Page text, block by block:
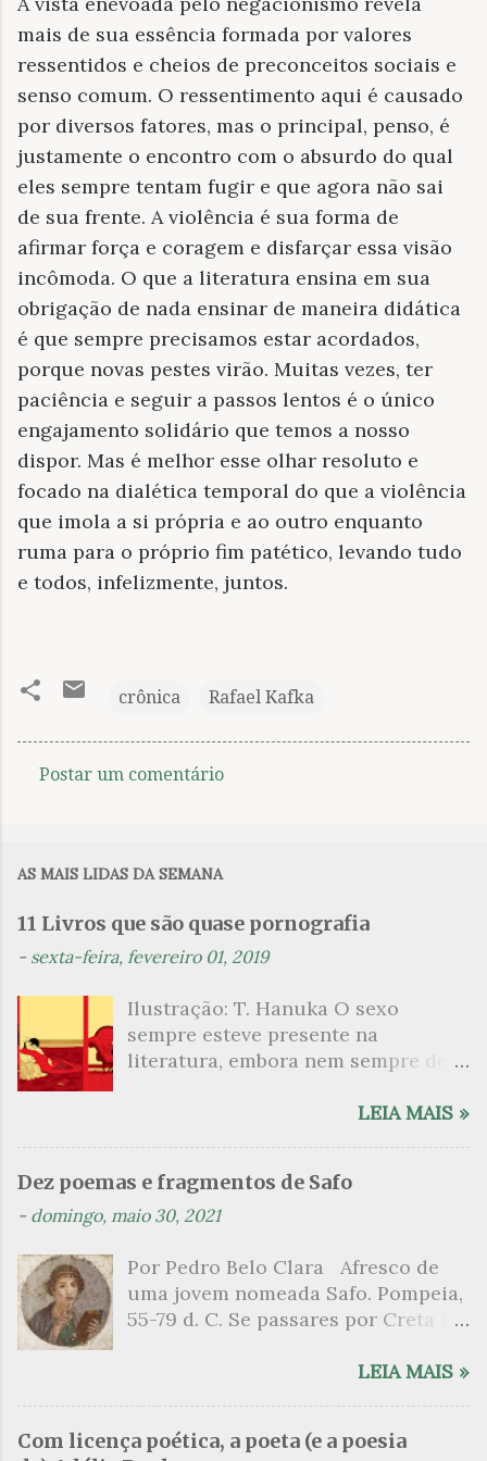
mais de sua essência formada por valores
ressentidos e cheios de preconceitos sociais e
senso comum. O ressentimento aqui é causado
por diversos fatores, mas o principal, penso, é
justamente o encontro com o absurdo do qual
eles sempre tentam fugir e que agora não sai
de sua frente. A violência é sua forma de
afirmar força e coragem e disfarçar essa visão
incômoda. O que a literatura ensina em sua
obrigação de nada ensinar de maneira didática
é que sempre precisamos estar acordados,
porque novas pestes virão. Muitas vezes, ter
paciência e seguir a passos lentos é o único
engajamento solidário que temos a nosso
dispor. Mas é melhor esse olhar resoluto e
focado na dialética temporal do que a violência
que imola a si própria e ao outro enquanto
ruma para o próprio fim patético, levando tudo
e todos, infelizmente, juntos.
crônica Rafael Kafka
n
t
i
o
Postar um comentário
AS MAIS LIDAS DA SEMANA
11 Livros que são quase pornografia
- sexta-feira, fevereiro 01, 2019
Ilustração: T. Hanuka O sexo
sempre esteve presente na
literatura, embora nem sempre de
que mergulharam em sua própria
psicanalítico e findaram por revelar
a partir dessa intimidade o lado
apresenta um conjunto de livros
nos quais os escritores se
desnudam, livros que dispensam o
tom. Christine Angot, até o presente
uma romancista francesa quase
desconhecida no Brasil embora
tenha sido autora de um livro
LEIA MAIS »
Dez poemas e fragmentos de Safo
- domingo, maio 30, 2021
Por Pedro Belo Clara Afresco de
uma jovem nomeada Safo. Pompeia,
55-79 d. C. Se passares por Creta 1
grato é o pomar de macieiras e do
no meio dos ramos escorre a água,
LEIA MAIS »
Com licença poética, a poeta (e a poesia